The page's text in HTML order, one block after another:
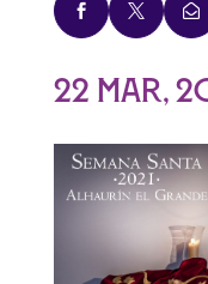
  
22 Mar,